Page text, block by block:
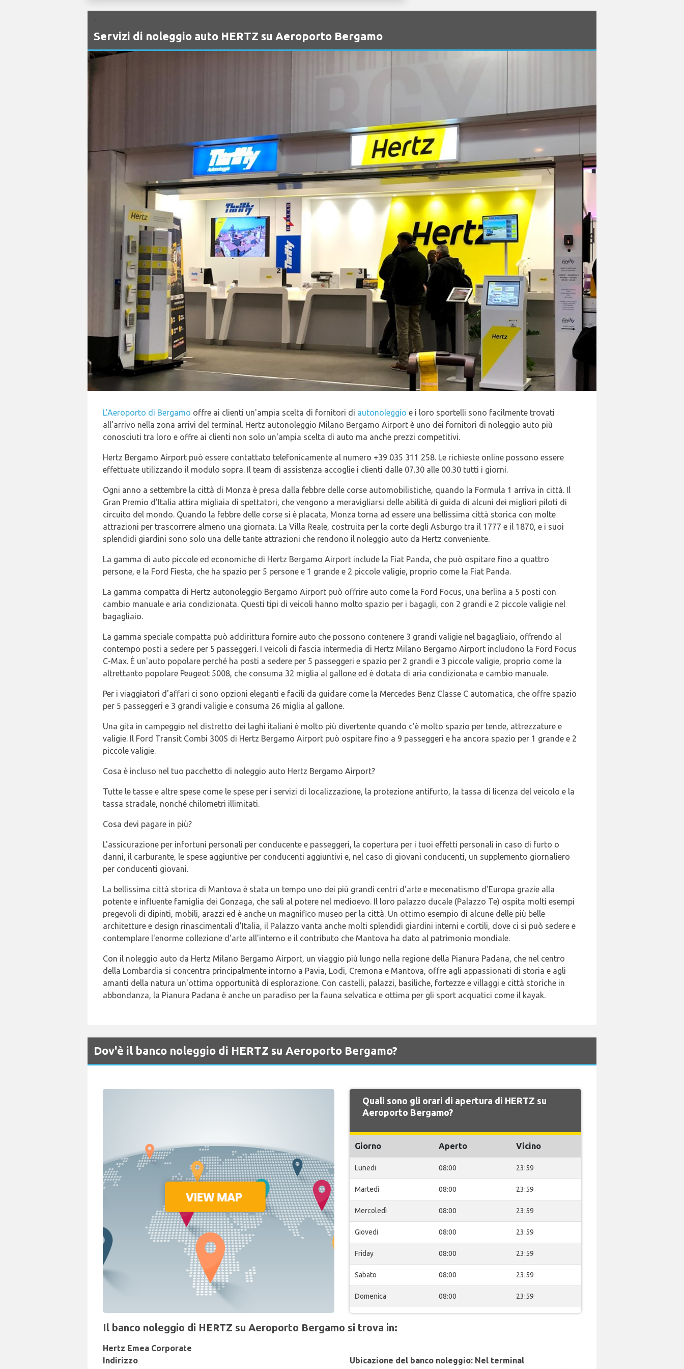
Servizi di noleggio auto HERTZ su Aeroporto Bergamo
L'Aeroporto di Bergamo offre ai clienti un'ampia scelta di fornitori di autonoleggio e i loro sportelli sono facilmente trovati
all'arrivo nella zona arrivi del terminal. Hertz autonoleggio Milano Bergamo Airport è uno dei fornitori di noleggio auto più
conosciuti tra loro e offre ai clienti non solo un'ampia scelta di auto ma anche prezzi competitivi.
Hertz Bergamo Airport può essere contattato telefonicamente al numero +39 035 311 258. Le richieste online possono essere
effettuate utilizzando il modulo sopra. Il team di assistenza accoglie i clienti dalle 07.30 alle 00.30 tutti i giorni.
Ogni anno a settembre la città di Monza è presa dalla febbre delle corse automobilistiche, quando la Formula 1 arriva in città. Il
Gran Premio d'Italia attira migliaia di spettatori, che vengono a meravigliarsi delle abilità di guida di alcuni dei migliori piloti di
circuito del mondo. Quando la febbre delle corse si è placata, Monza torna ad essere una bellissima città storica con molte
attrazioni per trascorrere almeno una giornata. La Villa Reale, costruita per la corte degli Asburgo tra il 1777 e il 1870, e i suoi
splendidi giardini sono solo una delle tante attrazioni che rendono il noleggio auto da Hertz conveniente.
La gamma di auto piccole ed economiche di Hertz Bergamo Airport include la Fiat Panda, che può ospitare fino a quattro
persone, e la Ford Fiesta, che ha spazio per 5 persone e 1 grande e 2 piccole valigie, proprio come la Fiat Panda.
La gamma compatta di Hertz autonoleggio Bergamo Airport può offrire auto come la Ford Focus, una berlina a 5 posti con
cambio manuale e aria condizionata. Questi tipi di veicoli hanno molto spazio per i bagagli, con 2 grandi e 2 piccole valigie nel
bagagliaio.
La gamma speciale compatta può addirittura fornire auto che possono contenere 3 grandi valigie nel bagagliaio, offrendo al
contempo posti a sedere per 5 passeggeri. I veicoli di fascia intermedia di Hertz Milano Bergamo Airport includono la Ford Focus
C-Max. È un'auto popolare perché ha posti a sedere per 5 passeggeri e spazio per 2 grandi e 3 piccole valigie, proprio come la
altrettanto popolare Peugeot 5008, che consuma 32 miglia al gallone ed è dotata di aria condizionata e cambio manuale.
Per i viaggiatori d'affari ci sono opzioni eleganti e facili da guidare come la Mercedes Benz Classe C automatica, che offre spazio
per 5 passeggeri e 3 grandi valigie e consuma 26 miglia al gallone.
Una gita in campeggio nel distretto dei laghi italiani è molto più divertente quando c'è molto spazio per tende, attrezzature e
valigie. Il Ford Transit Combi 300S di Hertz Bergamo Airport può ospitare fino a 9 passeggeri e ha ancora spazio per 1 grande e 2
piccole valigie.
Cosa è incluso nel tuo pacchetto di noleggio auto Hertz Bergamo Airport?
Tutte le tasse e altre spese come le spese per i servizi di localizzazione, la protezione antifurto, la tassa di licenza del veicolo e la
tassa stradale, nonché chilometri illimitati.
Cosa devi pagare in più?
L'assicurazione per infortuni personali per conducente e passeggeri, la copertura per i tuoi effetti personali in caso di furto o
danni, il carburante, le spese aggiuntive per conducenti aggiuntivi e, nel caso di giovani conducenti, un supplemento giornaliero
per conducenti giovani.
La bellissima città storica di Mantova è stata un tempo uno dei più grandi centri d'arte e mecenatismo d'Europa grazie alla
potente e influente famiglia dei Gonzaga, che salì al potere nel medioevo. Il loro palazzo ducale (Palazzo Te) ospita molti esempi
pregevoli di dipinti, mobili, arazzi ed è anche un magnifico museo per la città. Un ottimo esempio di alcune delle più belle
architetture e design rinascimentali d'Italia, il Palazzo vanta anche molti splendidi giardini interni e cortili, dove ci si può sedere e
contemplare l'enorme collezione d'arte all'interno e il contributo che Mantova ha dato al patrimonio mondiale.
Con il noleggio auto da Hertz Milano Bergamo Airport, un viaggio più lungo nella regione della Pianura Padana, che nel centro
della Lombardia si concentra principalmente intorno a Pavia, Lodi, Cremona e Mantova, offre agli appassionati di storia e agli
amanti della natura un'ottima opportunità di esplorazione. Con castelli, palazzi, basiliche, fortezze e villaggi e città storiche in
abbondanza, la Pianura Padana è anche un paradiso per la fauna selvatica e ottima per gli sport acquatici come il kayak.
Dov'è il banco noleggio di HERTZ su Aeroporto Bergamo?
Quali sono gli orari di apertura di HERTZ su
Aeroporto Bergamo?
Giorno Aperto Vicino
Lunedi 08:00 23:59
Martedì 08:00 23:59
Mercoledì 08:00 23:59
Giovedi 08:00 23:59
Friday 08:00 23:59
Sabato 08:00 23:59
Domenica 08:00 23:59
Il banco noleggio di HERTZ su Aeroporto Bergamo si trova in:
Hertz Emea Corporate
Indirizzo
Ubicazione del banco noleggio: Nel terminal